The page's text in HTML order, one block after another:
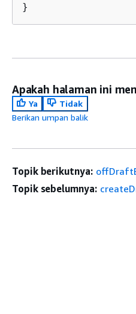
}
Apakah halaman ini
Ya
Tidak
Berikan umpan balik
Topik berikutnya:
Topik sebelumnya: